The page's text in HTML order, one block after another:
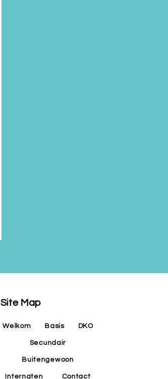
Site Map
Welkom Basis DKO
Secundair
Buitengewoon
Internaten Contact